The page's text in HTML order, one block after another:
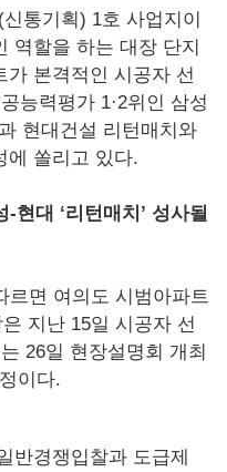
통기획) 1호 사업지이
역할을 하는 대장 단지
가 본격적인 시공자 선
능력평가 1·2위인 삼성
현대건설 리턴매치와
에 쏠리고 있다.
대 ‘리턴매치’ 성사될
르면 여의도 시범아파트
지난 15일 시공자 선
26일 현장설명회 개최
이다.
반경쟁입찰과 도급제